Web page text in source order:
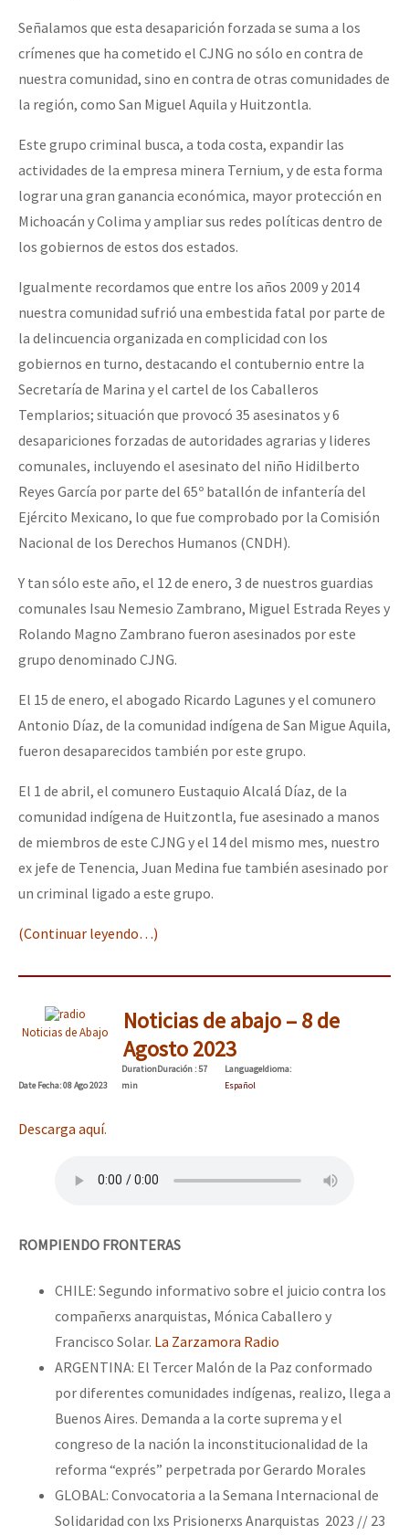
Señalamos que esta desaparición forzada se suma a los
crímenes que ha cometido el CJNG no sólo en contra de
nuestra comunidad, sino en contra de otras comunidades de
la región, como San Miguel Aquila y Huitzontla.
Este grupo criminal busca, a toda costa, expandir las
actividades de la empresa minera Ternium, y de esta forma
lograr una gran ganancia económica, mayor protección en
Michoacán y Colima y ampliar sus redes políticas dentro de
los gobiernos de estos dos estados.
Igualmente recordamos que entre los años 2009 y 2014
nuestra comunidad sufrió una embestida fatal por parte de
la delincuencia organizada en complicidad con los
gobiernos en turno, destacando el contubernio entre la
Secretaría de Marina y el cartel de los Caballeros
Templarios; situación que provocó 35 asesinatos y 6
desapariciones forzadas de autoridades agrarias y lideres
comunales, incluyendo el asesinato del niño Hidilberto
Reyes García por parte del 65º batallón de infantería del
Ejército Mexicano, lo que fue comprobado por la Comisión
Nacional de los Derechos Humanos (CNDH).
Y tan sólo este año, el 12 de enero, 3 de nuestros guardias
comunales Isau Nemesio Zambrano, Miguel Estrada Reyes y
Rolando Magno Zambrano fueron asesinados por este
grupo denominado CJNG.
El 15 de enero, el abogado Ricardo Lagunes y el comunero
Antonio Díaz, de la comunidad indígena de San Migue Aquila,
fueron desaparecidos también por este grupo.
El 1 de abril, el comunero Eustaquio Alcalá Díaz, de la
comunidad indígena de Huitzontla, fue asesinado a manos
de miembros de este CJNG y el 14 del mismo mes, nuestro
ex jefe de Tenencia, Juan Medina fue también asesinado por
un criminal ligado a este grupo.
(Continuar leyendo…)
Noticias de Abajo
Noticias de abajo – 8 de
Agosto 2023
DateFecha: 08 Ago 2023
DurationDuración: 57
min
LanguageIdioma:
Español
Descarga aquí.
ROMPIENDO FRONTERAS
CHILE: Segundo informativo sobre el juicio contra los
compañerxs anarquistas, Mónica Caballero y
Francisco Solar. La Zarzamora Radio
ARGENTINA: El Tercer Malón de la Paz conformado
por diferentes comunidades indígenas, realizo, llega a
Buenos Aires. Demanda a la corte suprema y el
congreso de la nación la inconstitucionalidad de la
reforma “exprés” perpetrada por Gerardo Morales
GLOBAL: Convocatoria a la Semana Internacional de
Solidaridad con lxs Prisionerxs Anarquistas 2023 // 23